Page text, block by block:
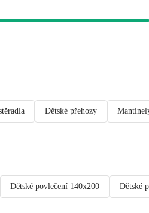
Dětské přehozy
Dětské povlečení 140x200 Dětské